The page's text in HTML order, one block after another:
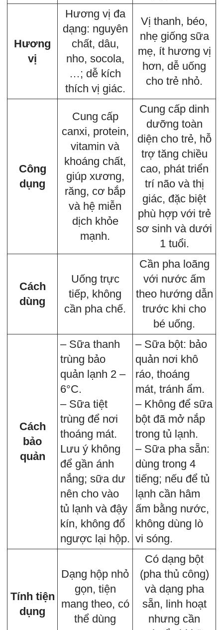
Hương
vị
Hương vị đa
dạng: nguyên
chất, dâu,
nho, socola,
…; dễ kích
thích vị giác.
Vị thanh, béo,
nhẹ giống sữa
mẹ, ít hương vị
hơn, dễ uống
cho trẻ nhỏ.
Công
dụng
Cung cấp
canxi, protein,
vitamin và
khoáng chất,
giúp xương,
răng, cơ bắp
và hệ miễn
dịch khỏe
mạnh.
Cung cấp dinh
dưỡng toàn
diện cho trẻ, hỗ
trợ tăng chiều
cao, phát triển
trí não và thị
giác, đặc biệt
phù hợp với trẻ
sơ sinh và dưới
1 tuổi.
Cách
dùng
Uống trực
tiếp, không
cần pha chế.
Cần pha loãng
với nước ấm
theo hướng dẫn
trước khi cho
bé uống.
Cách
bảo
quản
– Sữa thanh
trùng bảo
quản lạnh 2 –
6°C.
– Sữa tiệt
trùng để nơi
thoáng mát.
Lưu ý không
để gần ánh
nắng; sữa dư
nên cho vào
tủ lạnh và đậy
kín, không đổ
ngược lại hộp.
– Sữa bột: bảo
quản nơi khô
ráo, thoáng
mát, tránh ẩm.
– Không để sữa
bột đã mở nắp
trong tủ lạnh.
– Sữa pha sẵn:
dùng trong 4
tiếng; nếu để tủ
lạnh cần hâm
ấm bằng nước,
không dùng lò
vi sóng.
Tính tiện
dụng
Dạng hộp nhỏ
gọn, tiện
mang theo, có
thể dùng
Có dạng bột
(pha thủ công)
và dạng pha
sẵn, linh hoạt
nhưng cần